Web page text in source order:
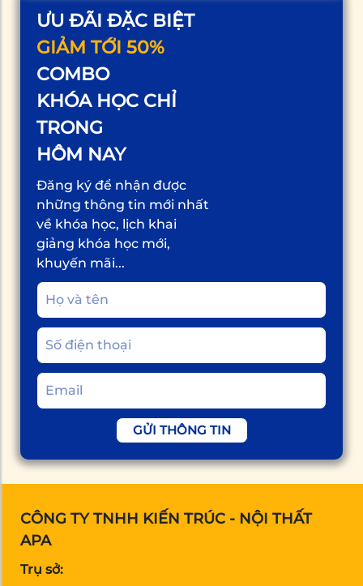
ƯU ĐÃI ĐẶC BIỆT
GIẢM TỚI 50%
COMBO
KHÓA HỌC CHỈ
TRONG
HÔM NAY
Đăng ký để nhận được
những thông tin mới nhất
về khóa học, lịch khai
giảng khóa học mới,
khuyến mãi...
GỬI THÔNG TIN
CÔNG TY TNHH KIẾN TRÚC - NỘI THẤT
APA
Trụ sở: